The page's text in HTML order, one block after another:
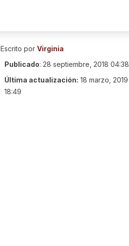
Escrito por Virginia
Publicado: 28 septiembre, 2018 04:38
Última actualización: 18 marzo, 2019
18:49